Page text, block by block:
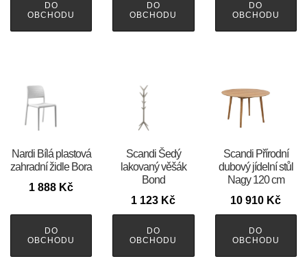
DO
OBCHODU
DO
OBCHODU
DO
OBCHODU
Nardi Bílá plastová
zahradní židle Bora
1 888 Kč
DO
OBCHODU
Scandi Šedý
lakovaný věšák
Bond
1 123 Kč
DO
OBCHODU
Scandi Přírodní
dubový jídelní stůl
Nagy 120 cm
10 910 Kč
DO
OBCHODU